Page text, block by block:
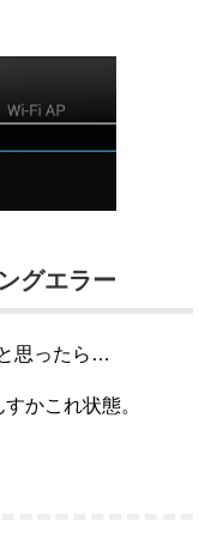
グエラー
思ったら…
かこれ状態。